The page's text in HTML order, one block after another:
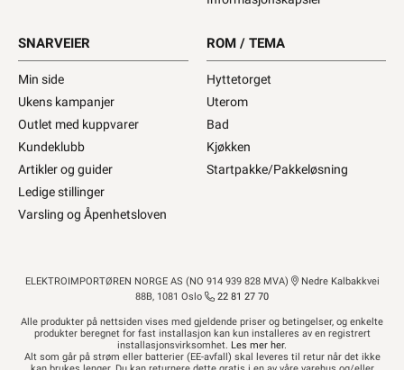
SNARVEIER
Min side
Ukens kampanjer
Outlet med kuppvarer
Kundeklubb
Artikler og guider
Ledige stillinger
Varsling og Åpenhetsloven
ROM / TEMA
Hyttetorget
Uterom
Bad
Kjøkken
Startpakke/Pakkeløsning
ELEKTROIMPORTØREN NORGE AS (NO 914 939 828 MVA)
Nedre Kalbakkvei
88B, 1081 Oslo
22 81 27 70
Alle produkter på nettsiden vises med gjeldende priser og betingelser, og enkelte
produkter beregnet for fast installasjon kan kun installeres av en registrert
installasjonsvirksomhet. Les mer her.
Alt som går på strøm eller batterier (EE-avfall) skal leveres til retur når det ikke